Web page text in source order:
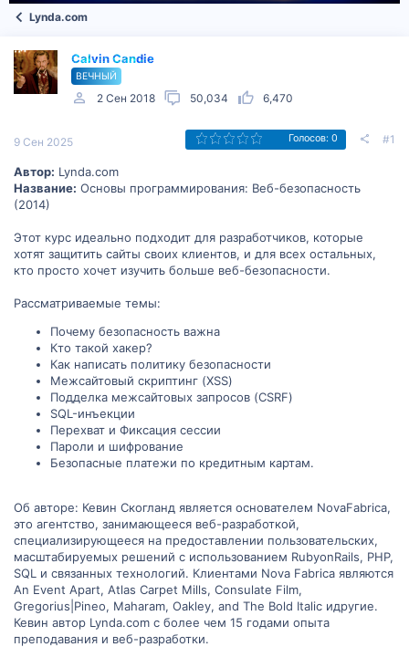
Lynda.com
Calvin Candie
ВЕЧНЫЙ
2 Сен 2018 50,034 6,470
9 Сен 2025 Голосов: 0 #1
Автор: Lynda.com
Название: Основы программирования: Веб-безопасность
(2014)
Этот курс идеально подходит для разработчиков, которые
хотят защитить сайты своих клиентов, и для всех остальных,
кто просто хочет изучить больше веб-безопасности.
Рассматриваемые темы:
Почему безопасность важна
Кто такой хакер?
Как написать политику безопасности
Межсайтовый скриптинг (XSS)
Подделка межсайтовых запросов (CSRF)
SQL-инъекции
Перехват и Фиксация сессии
Пароли и шифрование
Безопасные платежи по кредитным картам.
Об авторе: Кевин Скогланд является основателем NovaFabrica,
это агентство, занимающееся веб-разработкой,
специализирующееся на предоставлении пользовательских,
масштабируемых решений с использованием RubyonRails, PHP,
SQL и связанных технологий. Клиентами Nova Fabrica являются
An Event Apart, Atlas Carpet Mills, Consulate Film,
Gregorius|Pineo, Maharam, Oakley, and The Bold Italic идругие.
Кевин автор Lynda.com с более чем 15 годами опыта
преподавания и веб-разработки.